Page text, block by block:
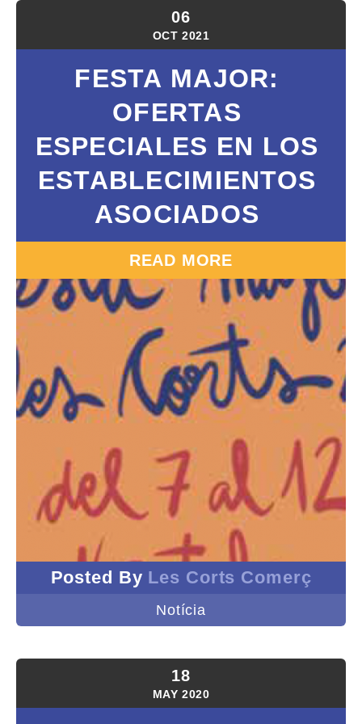
06
OCT 2021
FESTA MAJOR:
OFERTAS
ESPECIALES EN LOS
ESTABLECIMIENTOS
ASOCIADOS
READ MORE
Posted By Les Corts Comerç
Notícia
18
MAY 2020